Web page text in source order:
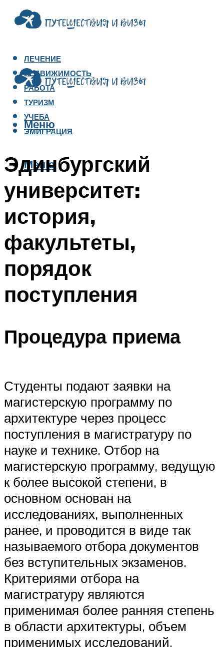
ЛЕЧЕНИЕ
НЕДВИЖИМОСТЬ
РАБОТА
ТУРИЗМ
УЧЕБА
ЭМИГРАЦИЯ
Меню
Меню
Эдинбургский
университет:
история,
факультеты,
порядок
поступления
Процедура приема
Студенты подают заявки на
магистерскую программу по
архитектуре через процесс
поступления в магистратуру по
науке и технике. Отбор на
магистерскую программу, ведущую
к более высокой степени, в
основном основан на
исследованиях, выполненных
ранее, и проводится в виде так
называемого отбора документов
без вступительных экзаменов.
Критериями отбора на
магистратуру являются
применимая более ранняя степень
в области архитектуры, объем
применимых исследований,